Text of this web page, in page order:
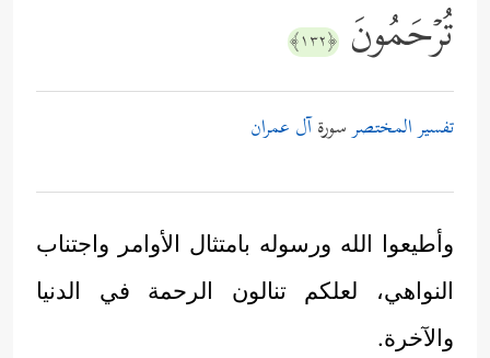
تُرۡحَمُونَ ﴿١٣٢﴾
تفسير المختصرسورةآل عمران
وأطيعوا الله ورسوله بامتثال الأوامر واجتناب
النواهي، لعلكم تنالون الرحمة في الدنيا
والآخرة.